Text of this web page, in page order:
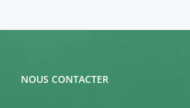
NOUS CONTACTER